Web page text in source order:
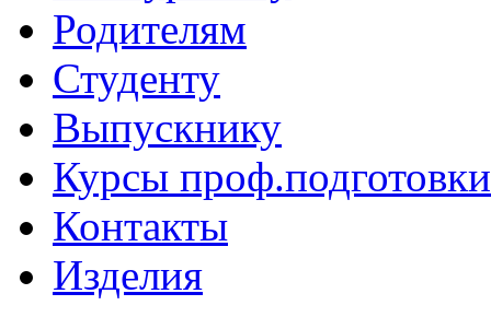
Родителям
Студенту
Выпускнику
Курсы проф.подготовки
Контакты
Изделия